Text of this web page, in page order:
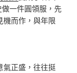
一件圓領服，先
機而作，與年限
正盛，往往挺